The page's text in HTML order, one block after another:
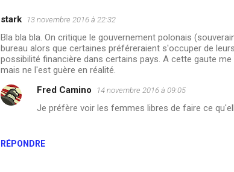
stark 13 novembre 2016 à 22:32
Bla bla bla. On critique le gouvernement polonais
bureau alors que certaines préféreraient s'occuper de
possibilité financière dans certains pays. A cette gaute
mais ne l'est guère en réalité.
RÉPONDRE
Fred Camino 14 novembre 2016 à 09:05
Je préfère voir les femmes libres de faire ce